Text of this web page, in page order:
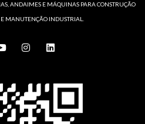
ANDAIMES E MÁQUINAS PARA CONSTRUÇÃO
MANUTENÇÃO INDUSTRIAL.
Y
o
b
e
I
n
g
r
a
m
L
i